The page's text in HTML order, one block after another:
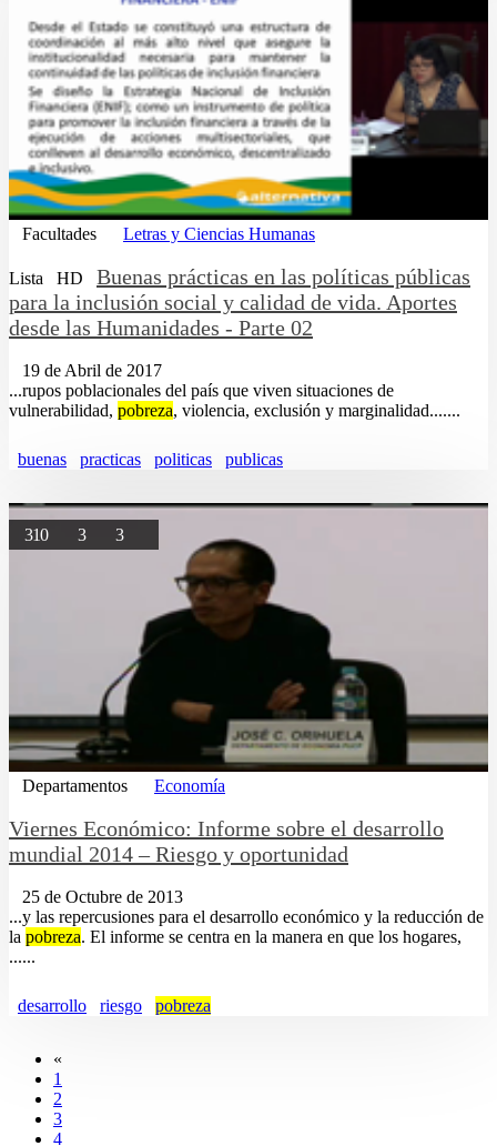
Facultades Letras y Ciencias Humanas
Lista HD
Buenas prácticas en las políticas públicas
para la inclusión social y calidad de vida. Aportes
desde las Humanidades - Parte 02
19 de Abril de 2017
...rupos poblacionales del país que viven situaciones de
vulnerabilidad, pobreza, violencia, exclusión y marginalidad.......
buenas practicas politicas publicas
310 3 3
Departamentos Economía
Viernes Económico: Informe sobre el desarrollo
mundial 2014 – Riesgo y oportunidad
25 de Octubre de 2013
...y las repercusiones para el desarrollo económico y la reducción de
la pobreza. El informe se centra en la manera en que los hogares,
......
desarrollo riesgo pobreza
«
1
2
3
4